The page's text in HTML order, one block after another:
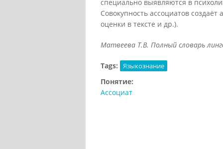
специально выявляются в
Совокупность ассоциатов
оценки в тексте и др.).
Матвеева Т.В. Полный словарь
Tags: Языкознание
Понятие:
Ассоциат